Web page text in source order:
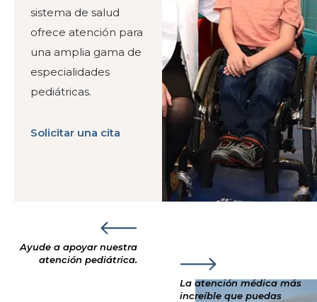
sistema de salud
ofrece atención para
una amplia gama de
especialidades
pediátricas.
Solicitar una cita
Ayude a apoyar nuestra
atención pediátrica.
La atención médica más
increíble que puedas